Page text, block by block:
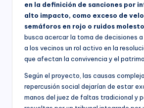
en la definición de sanciones por
alto impacto, como exceso de
semáforos en rojo o ruidos
busca acercar la toma de decisiones
a los vecinos un rol activo en la
que afectan la convivencia y el
Según el proyecto, las causas
repercusión social dejarían de estar
manos del juez de faltas tradicional y